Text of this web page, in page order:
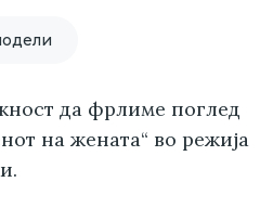
да фрлиме поглед
на жената“ во режија